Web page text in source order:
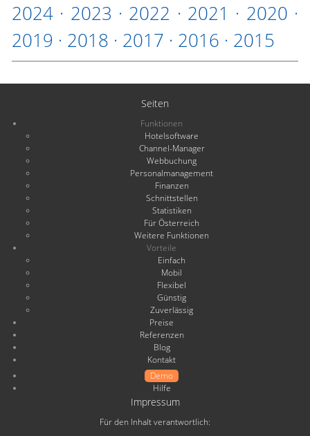
2024 · 2023 · 2022 · 2021 · 2020 ·
2019 · 2018 · 2017 · 2016 · 2015
Seiten
Funktionen
Hotelsoftware
Channel-Manager
Webbuchung
Personalmanagement
Finanzen
Schnittstellen
Statistiken
Für Österreich
Weitere Funktionen
Vorteile
Einfach
Mobil
Flexibel
Günstig
Zuverlässig
Preise
Referenzen
Blog
Kontakt
Demo
Hilfe
Impressum
Für den Inhalt verantwortlich: